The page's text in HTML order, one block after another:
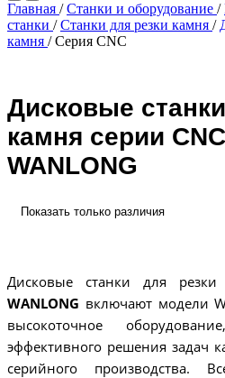
Главная / Станки и оборудование /
станки / Станки для резки камня /
камня / Серия CNC
Дисковые
камня серии
WANLONG
Показать только различия
Дисковые станки для
WANLONG включают модели
высокоточное
эффективного решения задач
серийного производства.